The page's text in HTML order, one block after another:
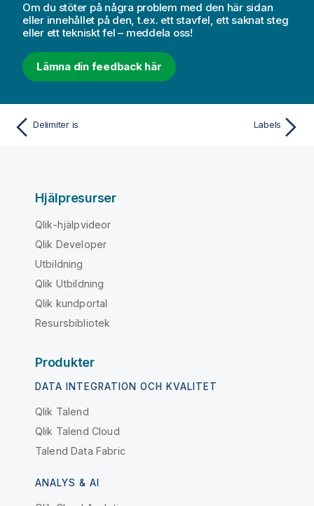
Om du stöter på några problem med den här sidan
eller innehållet på den, t.ex. ett stavfel, ett saknat steg
eller ett tekniskt fel – meddela oss!
Lämna din feedback här
Delimiter is Labels
Hjälpresurser
Qlik-hjälpvideor
Qlik Developer
Utbildning
Qlik Utbildning
Qlik kundportal
Resursbibliotek
Produkter
DATA INTEGRATION OCH KVALITET
Qlik Talend
Qlik Talend Cloud
Talend Data Fabric
ANALYS & AI